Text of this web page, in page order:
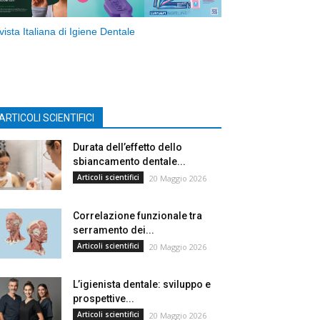
Italiana di Igiene Dentale
SCIENTIFICI
Durata dell’effetto dello
sbiancamento dentale...
Articoli scientifici 20 Maggio 2026
Correlazione funzionale tra
serramento dei...
Articoli scientifici 20 Maggio 2026
L’igienista dentale: sviluppo e
prospettive...
Articoli scientifici 20 Maggio 2026